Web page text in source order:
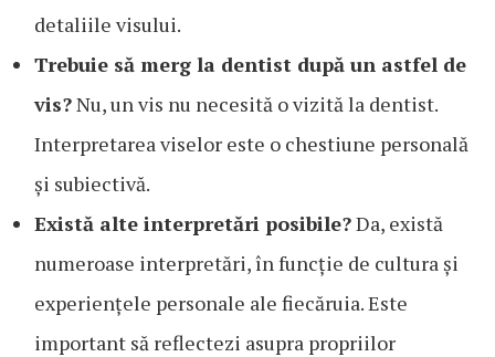
detaliile visului.
Trebuie să merg la dentist după un astfel de
vis?Nu, un vis nu necesită o vizită la dentist.
Interpretarea viselor este o chestiune personală
și subiectivă.
Există alte interpretări posibile?Da, există
numeroase interpretări, în funcție de cultura și
experiențele personale ale fiecăruia. Este
important să reflectezi asupra propriilor